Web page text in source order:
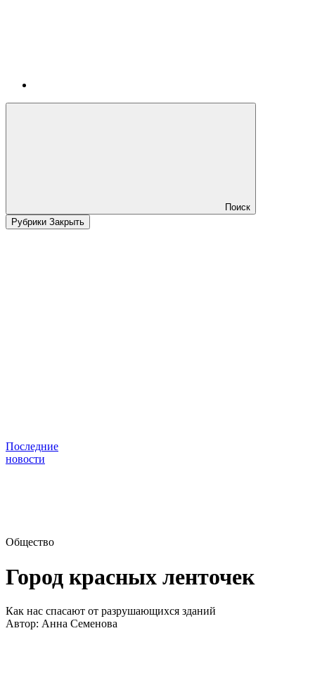
Поиск
Рубрики Закрыть
Последние
новости
Общество
Город красных ленточек
Как нас спасают от разрушающихся зданий
Автор: Анна Семенова